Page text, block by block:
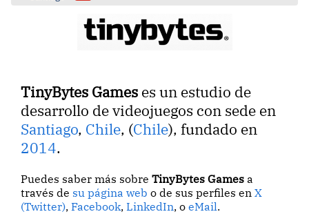
TinyBytes Games es un estudio de
desarrollo de videojuegos con sede en
Santiago, Chile, (Chile), fundado en
2014.
Puedes saber más sobreTinyBytes Games a
través de su página web o de sus perfiles enX
(Twitter),Facebook,LinkedIn, oeMail.